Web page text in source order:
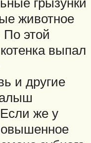
животное
По этой
выпал
и другие
же у